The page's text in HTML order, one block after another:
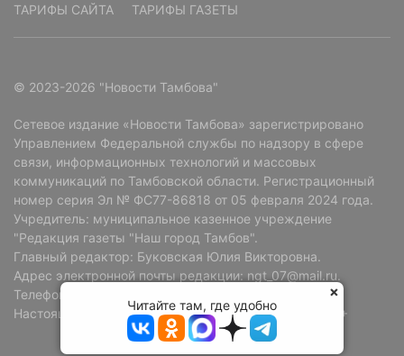
ТАРИФЫ САЙТА
ТАРИФЫ ГАЗЕТЫ
© 2023-2026 "Новости Тамбова"
Сетевое издание «Новости Тамбова» зарегистрировано
Управлением Федеральной службы по надзору в сфере
связи, информационных технологий и массовых
коммуникаций по Тамбовской области. Регистрационный
номер серия Эл № ФС77-86818 от 05 февраля 2024 года.
Учредитель: муниципальное казенное учреждение
"Редакция газеты "Наш город Тамбов".
Главный редактор: Буковская Юлия Викторовна.
Адрес электронной почты редакции: ngt_07@mail.ru.
Телефон редакции: +7 (4752) 72-69-37.
Настоящий ресурс может содержать материалы 18+
Читайте там, где удобно